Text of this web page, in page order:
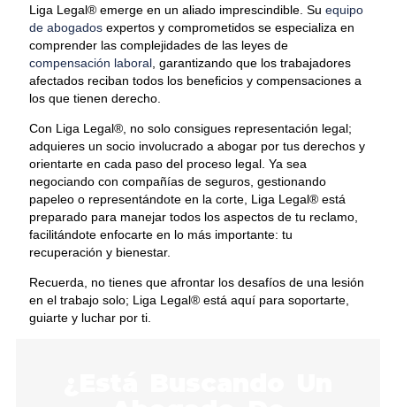
Liga Legal® emerge en un aliado imprescindible. Su equipo
de abogados expertos y comprometidos se especializa en
comprender las complejidades de las leyes de
compensación laboral , garantizando que los trabajadores
afectados reciban todos los beneficios y compensaciones a
los que tienen derecho.
Con Liga Legal®, no solo consigues representación legal;
adquieres un socio involucrado a abogar por tus derechos y
orientarte en cada paso del proceso legal. Ya sea
negociando con compañías de seguros, gestionando
papeleo o representándote en la corte, Liga Legal® está
preparado para manejar todos los aspectos de tu reclamo,
facilitándote enfocarte en lo más importante: tu
recuperación y bienestar.
Recuerda, no tienes que afrontar los desafíos de una lesión
en el trabajo solo; Liga Legal® está aquí para soportarte,
guiarte y luchar por ti.